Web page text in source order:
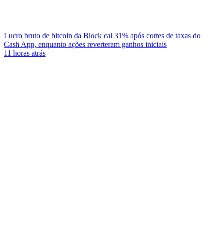
Lucro bruto de bitcoin da Block cai 31% após cortes de taxas do
Cash App, enquanto ações reverteram ganhos iniciais
11 horas atrás